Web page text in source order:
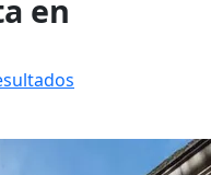
en